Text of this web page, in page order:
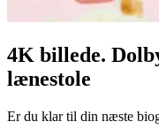
4K billede.
lænestole
Er du klar til din næste